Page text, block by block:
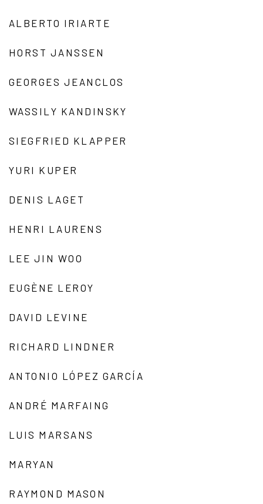
ALBERTO IRIARTE
HORST JANSSEN
GEORGES JEANCLOS
WASSILY KANDINSKY
SIEGFRIED KLAPPER
YURI KUPER
DENIS LAGET
HENRI LAURENS
LEE JIN WOO
EUGÈNE LEROY
DAVID LEVINE
RICHARD LINDNER
ANTONIO LÓPEZ GARCÍA
ANDRÉ MARFAING
LUIS MARSANS
MARYAN
RAYMOND MASON